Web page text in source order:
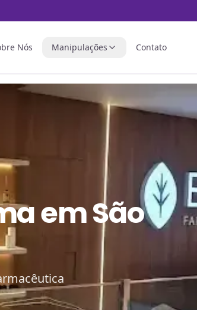
Nós Manipulações Contato
em São